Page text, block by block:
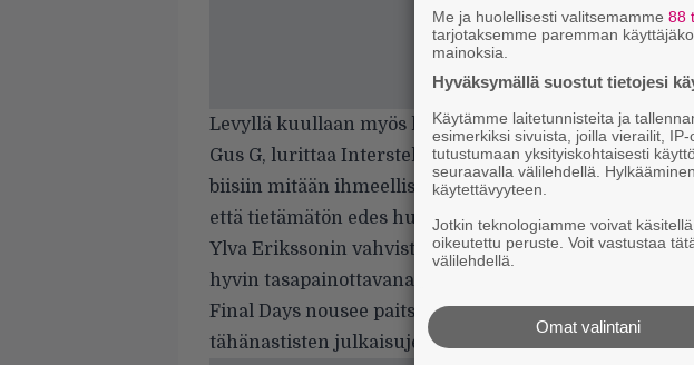
Levyllä kuullaan myös kahta vierailijaa, joista
Gus G, lurittaa Interstellar-kappaleen soolon. Kitaristi
biisiin mitään ihmeellistä, eikä hänen tyylinsä tai
että tietämätön edes huomaisi ulkopuolista tekijää.
Ylva Erikssonin vahvistama Alone in the Dark -duetto
hyvin tasapainottavana ja rauhallisena hetkenä
Final Days nousee paitsi ryhmän hienoimmaksi
tähänastisten julkaisujen kärkipaikalle. Tästä on
Me ja huolellisesti valitsemamme 88
tarjotaksemme paremman
mainoksia.
Hyväksymällä suostut tietojesi
Käytämme laitetunnisteita ja
esimerkiksi sivuista, joilla vierailit,
tutustumaan yksityiskohtaisesti
seuraavalla välilehdellä.
käytettävyyteen.
Jotkin teknologiamme voivat
oikeutettu peruste. Voit vastustaa
välilehdellä.
Omat valintani